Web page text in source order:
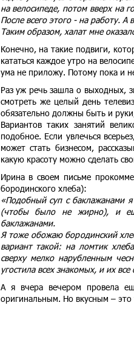
на велосипеде, потом вверх на
После всего этого - на работу.
Таким образом, халат мне
Конечно, на такие подвиги,
кататься каждое утро на
ума не приложу. Потому пока и
Раз уж речь зашла о выходных,
смотреть же целый день
обязательно должны быть и
Вариантов таких занятий
подобное. Если увлечься
может стать бизнесом,
какую красоту можно сделать
Ирина в своем письме
бородинского хлеба):
«Подобный суп с баклажанами
(чтобы было не жирно), и
баклажанами.
Я тоже обожаю бородинский
вариант такой: на ломтик
сверху мелко нарубленным
угостила всех знакомых, и их
А я вчера вечером провела
оригинальным. Но вкусным – это